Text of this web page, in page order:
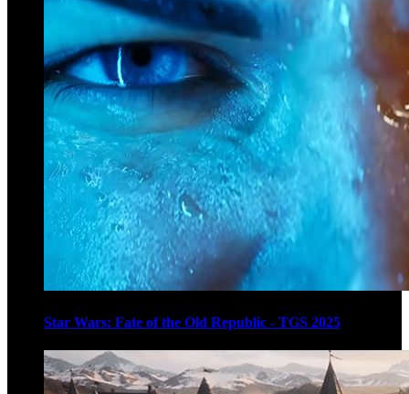
Star Wars: Fate of the Old Republic - TGS 2025